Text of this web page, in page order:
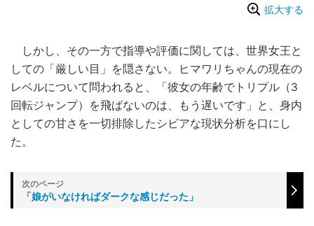
拡大する
しかし、その一方で指導や評価に関しては、世界女王と
しての「厳しい目」を隠さない。ヒマワリちゃんの現在の
レベルについて問われると、「彼女の年齢でトリプル（3
回転ジャンプ）を飛ばないのは、もう遅いです」と、身内
としての甘さを一切排除したシビアな現状分析を口にし
た。
「娘がいなければダークな感じだった」